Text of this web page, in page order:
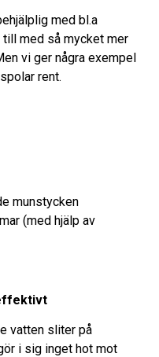
med bl.a
till med så mycket mer
vi ger några exempel
rent.
munstycken
(med hjälp av
vatten sliter på
i sig inget hot mot